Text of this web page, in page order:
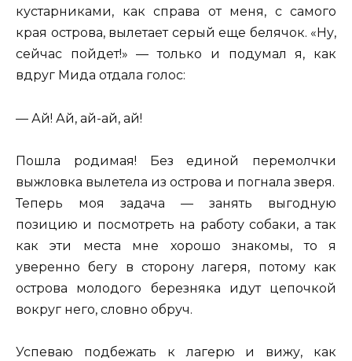
кустарниками, как справа от меня, с самого
края острова, вылетает серый еще белячок. «Ну,
сейчас пойдет!» — только и подумал я, как
вдруг Мида отдала голос:
— Ай! Ай, ай-ай, ай!
Пошла родимая! Без единой перемолчки
выжловка вылетела из острова и погнала зверя.
Теперь моя задача — занять выгодную
позицию и посмотреть на работу собаки, а так
как эти места мне хорошо знакомы, то я
уверенно бегу в сторону лагеря, потому как
острова молодого березняка идут цепочкой
вокруг него, словно обруч.
Успеваю подбежать к лагерю и вижу, как